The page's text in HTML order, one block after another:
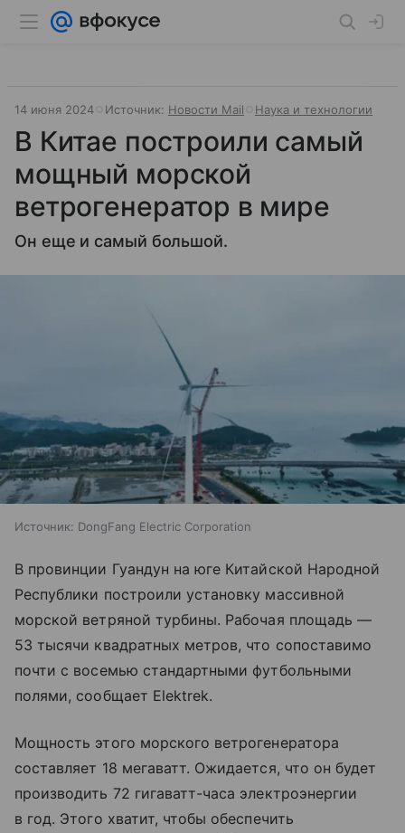
14 июня 2024 Источник: Новости Mail Наука и технологии
В Китае построили самый
мощный морской
ветрогенератор в мире
Он еще и самый большой.
Источник: DongFang Electric Corporation
В провинции Гуандун на юге Китайской Народной
Республики построили установку массивной
морской ветряной турбины. Рабочая площадь —
53 тысячи квадратных метров, что сопоставимо
почти с восемью стандартными футбольными
полями, сообщает Elektrek.
Мощность этого морского ветрогенератора
составляет 18 мегаватт. Ожидается, что он будет
производить 72 гигаватт-часа электроэнергии
в год. Этого хватит, чтобы обеспечить